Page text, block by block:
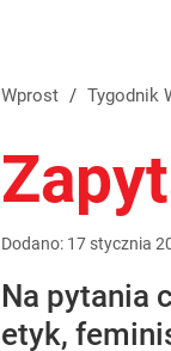
Wprost / Tygodnik
Dodano: 17 stycznia
Na pytania
etyk,